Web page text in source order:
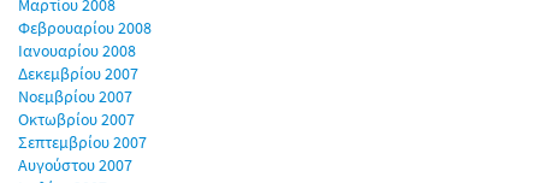
Μαρτίου 2008
Φεβρουαρίου 2008
Ιανουαρίου 2008
Δεκεμβρίου 2007
Νοεμβρίου 2007
Οκτωβρίου 2007
Σεπτεμβρίου 2007
Αυγούστου 2007